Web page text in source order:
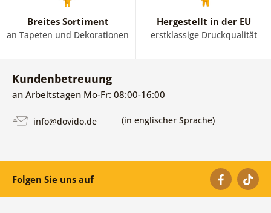
Breites Sortiment
an Tapeten und Dekorationen
Hergestellt in der EU
erstklassige Druckqualität
Kundenbetreuung
an Arbeitstagen Mo-Fr: 08:00-16:00
info@dovido.de (in englischer Sprache)
Folgen Sie uns auf